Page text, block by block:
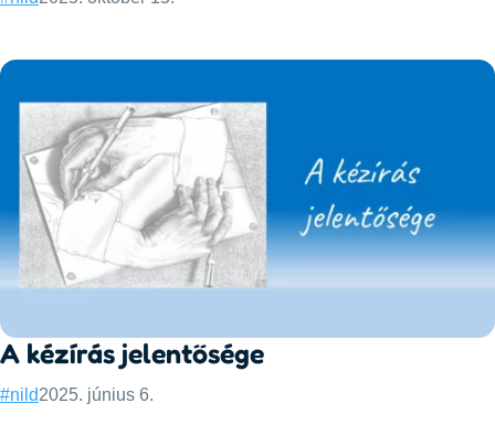
A kézírás jelentősége
Categories:
#nildPublished:
2025. június 6.